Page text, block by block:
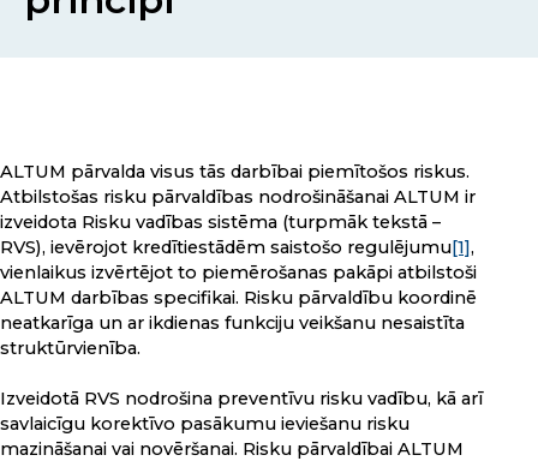
ALTUM pārvalda visus tās darbībai piemītošos riskus.
Atbilstošas risku pārvaldības nodrošināšanai ALTUM ir
izveidota Risku vadības sistēma (turpmāk tekstā –
RVS), ievērojot kredītiestādēm saistošo regulējumu[1],
vienlaikus izvērtējot to piemērošanas pakāpi atbilstoši
ALTUM darbības specifikai. Risku pārvaldību koordinē
neatkarīga un ar ikdienas funkciju veikšanu nesaistīta
struktūrvienība.
Izveidotā RVS nodrošina preventīvu risku vadību, kā arī
savlaicīgu korektīvo pasākumu ieviešanu risku
mazināšanai vai novēršanai. Risku pārvaldībai ALTUM